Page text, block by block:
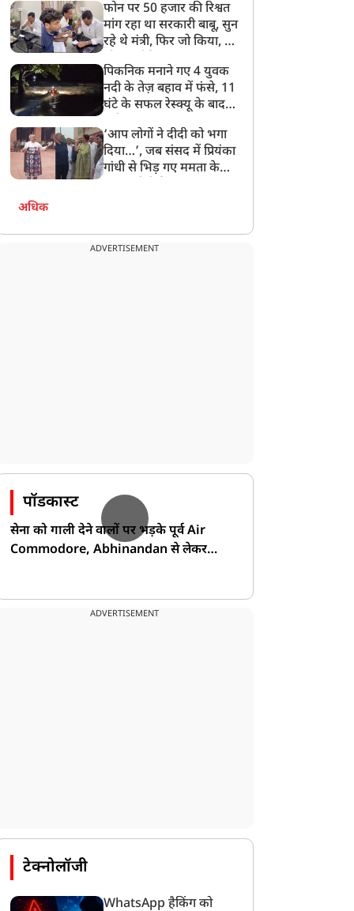
बेटी को गोद लें प्रधानमंत्री
फोन पर 50 हजार की रिश्वत
मांग रहा था सरकारी बाबू, सुन
रहे थे मंत्री, फिर जो किया, वो
पिकनिक मनाने गए 4 युवक
नदी के तेज़ बहाव में फंसे, 11
घंटे के सफल रेस्क्यू के बाद
‘आप लोगों ने दीदी को भगा
दिया…’, जब संसद में प्रियंका
गांधी से भिड़ गए ममता के
अधिक
ADVERTISEMENT
पॉडकास्ट
सेना को गाली देने वालों पर भड़के पूर्व Air
Commodore, Abhinandan से लेकर
ADVERTISEMENT
टेक्नोलॉजी
WhatsApp हैकिंग को